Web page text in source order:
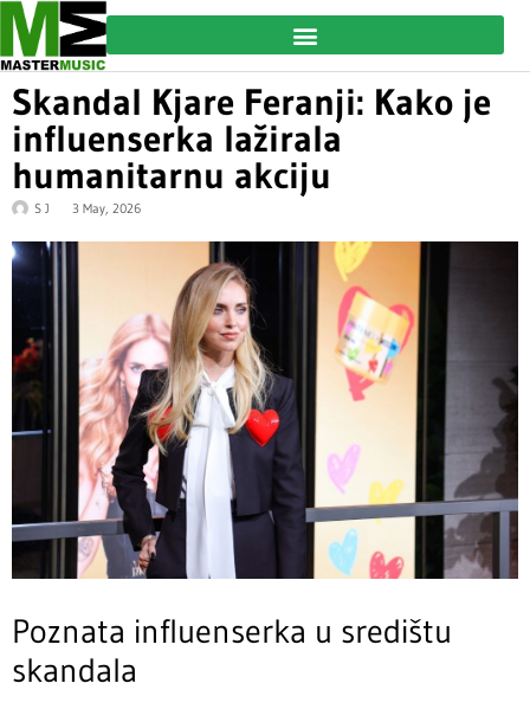
Skandal Kjare Feranji: Kako je
influenserka lažirala
humanitarnu akciju
S J 3 May, 2026
Poznata influenserka u središtu
skandala